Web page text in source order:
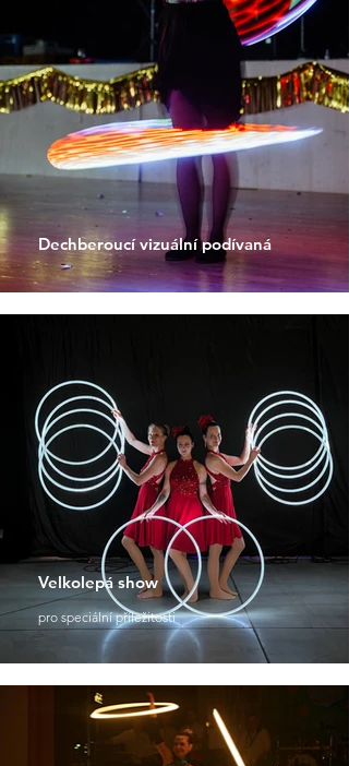
Dechberoucí vizuální podívaná
Velkolepá show
pro speciální příležitosti